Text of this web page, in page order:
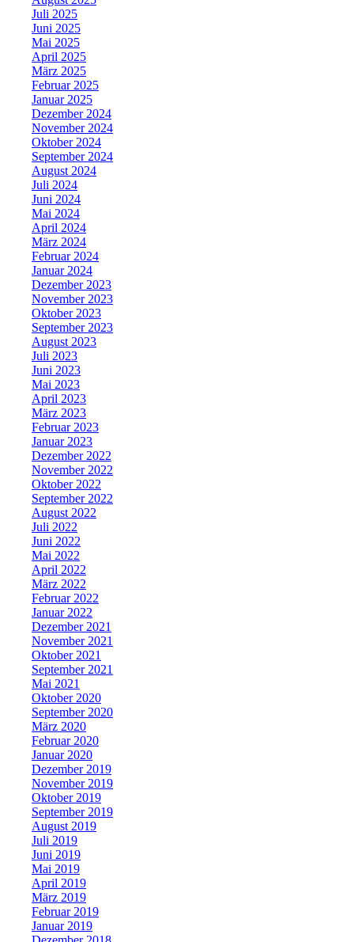
Juli 2025
Juni 2025
Mai 2025
April 2025
März 2025
Februar 2025
Januar 2025
Dezember 2024
November 2024
Oktober 2024
September 2024
August 2024
Juli 2024
Juni 2024
Mai 2024
April 2024
März 2024
Februar 2024
Januar 2024
Dezember 2023
November 2023
Oktober 2023
September 2023
August 2023
Juli 2023
Juni 2023
Mai 2023
April 2023
März 2023
Februar 2023
Januar 2023
Dezember 2022
November 2022
Oktober 2022
September 2022
August 2022
Juli 2022
Juni 2022
Mai 2022
April 2022
März 2022
Februar 2022
Januar 2022
Dezember 2021
November 2021
Oktober 2021
September 2021
Mai 2021
Oktober 2020
September 2020
März 2020
Februar 2020
Januar 2020
Dezember 2019
November 2019
Oktober 2019
September 2019
August 2019
Juli 2019
Juni 2019
Mai 2019
April 2019
März 2019
Februar 2019
Januar 2019